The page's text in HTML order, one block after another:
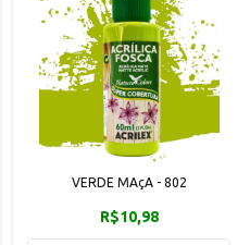
VERDE MAçA - 802
R$10,98